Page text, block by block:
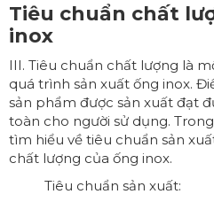
Tiêu chuẩn chất
inox
III. Tiêu chuẩn chất lượng là
quá trình sản xuất ống inox.
sản phẩm được sản xuất đạt
toàn cho người sử dụng.
tìm hiểu về tiêu chuẩn sản
chất lượng của ống inox.
Tiêu chuẩn sản xuất: